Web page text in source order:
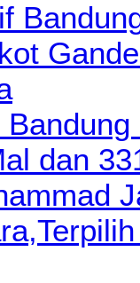
dan